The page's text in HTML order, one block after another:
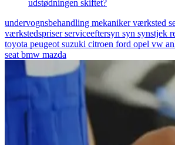
udstødningen skiftet?
undervognsbehandling mekanikerværksted
værkstedspriserserviceeftersyn syn synstjek
toyota peugeot suzuki citroen ford opel vw
seat bmw mazda